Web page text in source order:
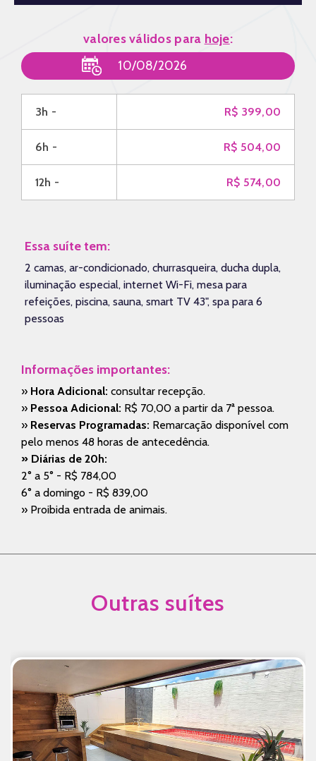
valores válidos para hoje:
3h - R$ 399,00
6h - R$ 504,00
12h - R$ 574,00
Essa suíte tem:
2 camas, ar-condicionado, churrasqueira, ducha dupla,
iluminação especial, internet Wi-Fi, mesa para
refeições, piscina, sauna, smart TV 43", spa para 6
pessoas
Informações importantes:
» Hora Adicional: consultar recepção.
» Pessoa Adicional: R$ 70,00 a partir da 7ª pessoa.
» Reservas Programadas: Remarcação disponível com
pelo menos 48 horas de antecedência.
» Diárias de 20h:
2° a 5° - R$ 784,00
6° a domingo - R$ 839,00
» Proibida entrada de animais.
Outras suítes